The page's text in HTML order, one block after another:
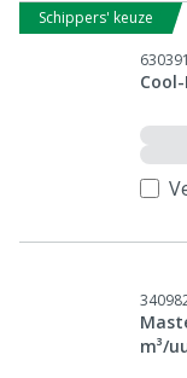
Schippers' keuze
m³/